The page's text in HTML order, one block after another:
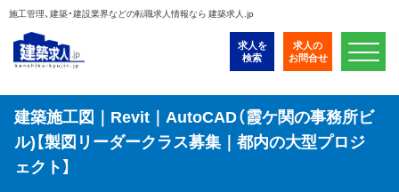
施工管理、建築・建設業界などの転職求人情報なら 建築求人.jp
求人を
検索
求人の
お問合せ
建築施工図｜Revit｜AutoCAD（霞ケ関の事務所ビ
ル)【製図リーダークラス募集｜都内の大型プロジ
ェクト】